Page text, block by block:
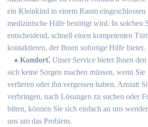
ein Kleinkind in einem Raum eingeschlossen
medizinische Hilfe benötigt wird.​ In solchen
entscheidend, schnell einen kompetenten
kontaktieren, der Ihnen sofortige Hilfe bietet.​
Komfort⁚ Unser Service bietet Ihnen
sich keine Sorgen machen müssen, wenn Sie
verlieren oder ihn vergessen haben.​ Anstatt
verbringen, nach Lösungen zu suchen oder
bitten, können Sie sich einfach an uns
uns um das Problem.​